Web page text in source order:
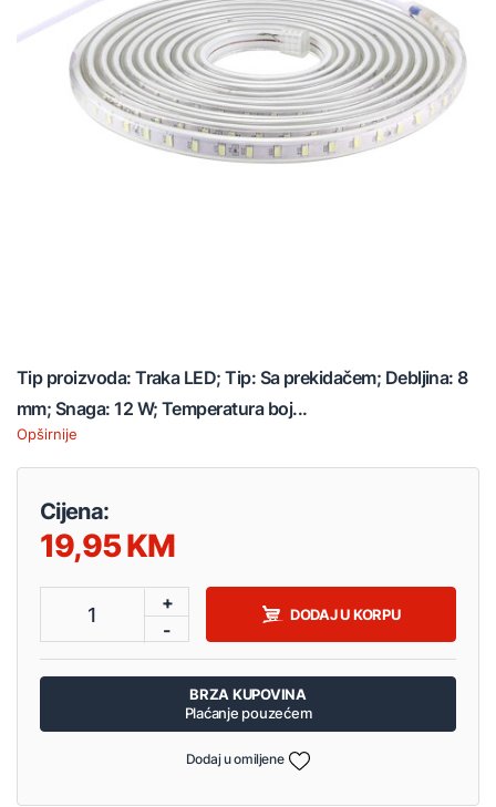
Tip proizvoda: Traka LED; Tip: Sa prekidačem; Debljina: 8
mm; Snaga: 12 W; Temperatura boj...
Opširnije
Cijena:
19,95
1
+
-
DODAJ U KORPU
BRZA KUPOVINA
Plaćanje pouzećem
Dodaj u omiljene